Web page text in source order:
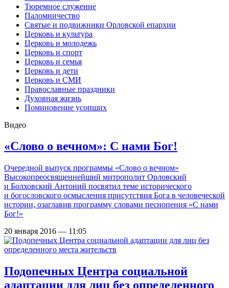
Тюремное служение
Паломничество
Святые и подвижники Орловской епархии
Церковь и культура
Церковь и молодежь
Церковь и спорт
Церковь и семья
Церковь и дети
Церковь и СМИ
Православные праздники
Духовная жизнь
Поминовение усопших
Видео
«Слово о вечном»: С нами Бог!
Очередной выпуск программы «Слово о вечном»
Высокопреосвященнейший митрополит Орловский
и Болховский Антоний посвятил теме исторического
и богословского осмысления присутствия Бога в человеческой
истории, озаглавив программу словами песнопения «С нами
Бог!»
20 января 2016 — 11:05
Подопечных Центра социальной
адаптации для лиц без определенного